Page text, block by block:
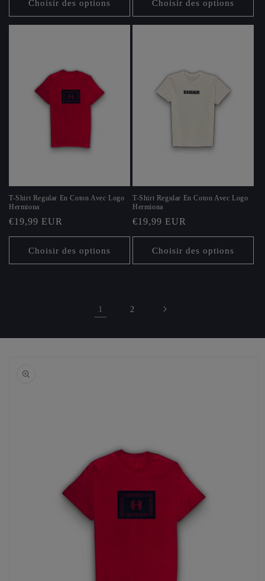
Choisir des options Choisir des options
T-Shirt Regular En Coton Avec Logo
Hermiona
Prix
habituel
€19,99 EUR
Choisir des options
T-Shirt Regular En Coton Avec Logo
Hermiona
Prix
habituel
€19,99 EUR
Choisir des options
1 2
produits